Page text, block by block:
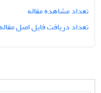
تعداد مشاهده مقاله
تعداد دریافت فایل اصل مقاله